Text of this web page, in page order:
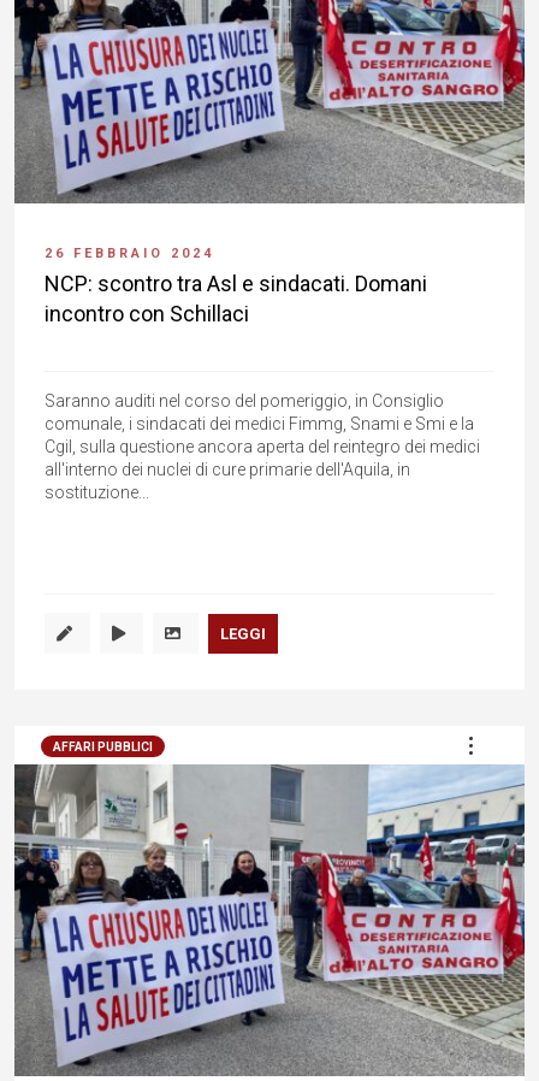
26 FEBBRAIO 2024
NCP: scontro tra Asl e sindacati. Domani
incontro con Schillaci
Saranno auditi nel corso del pomeriggio, in Consiglio
comunale, i sindacati dei medici Fimmg, Snami e Smi e la
Cgil, sulla questione ancora aperta del reintegro dei medici
all'interno dei nuclei di cure primarie dell'Aquila, in
sostituzione...
LEGGI
AFFARI PUBBLICI